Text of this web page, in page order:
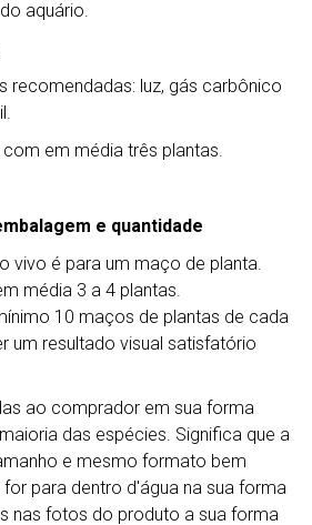
aquário.
recomendadas: luz, gás carbônico
em média três plantas.
e quantidade
vivo é para um maço de planta.
média 3 a 4 plantas.
10 maços de plantas de cada
um resultado visual satisfatório
ao comprador em sua forma
das espécies. Significa que a
e mesmo formato bem
para dentro d'água na sua forma
nas fotos do produto a sua forma